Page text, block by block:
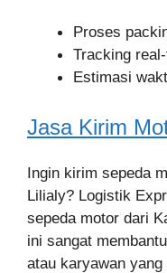
Proses
Tracking
Estimasi
Jasa Kirim
Ingin kirim sepeda
Lilialy? Logistik
sepeda motor dari
ini sangat
atau karyawan